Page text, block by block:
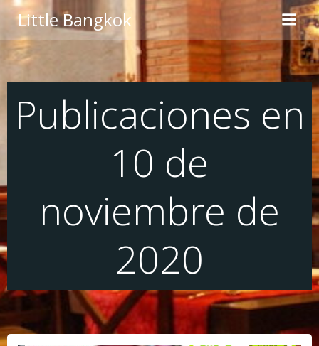
Saltar
al
contenido
Little Bangkok
Publicaciones en
10 de
noviembre de
2020